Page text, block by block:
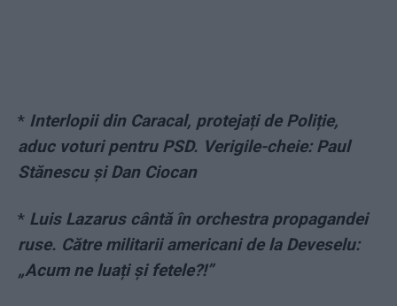
* Interlopii din Caracal, protejați de Poliție,
aduc voturi pentru PSD. Verigile-cheie: Paul
Stănescu și Dan Ciocan
* Luis Lazarus cântă în orchestra propagandei
ruse. Către militarii americani de la Deveselu:
„Acum ne luați și fetele?!”